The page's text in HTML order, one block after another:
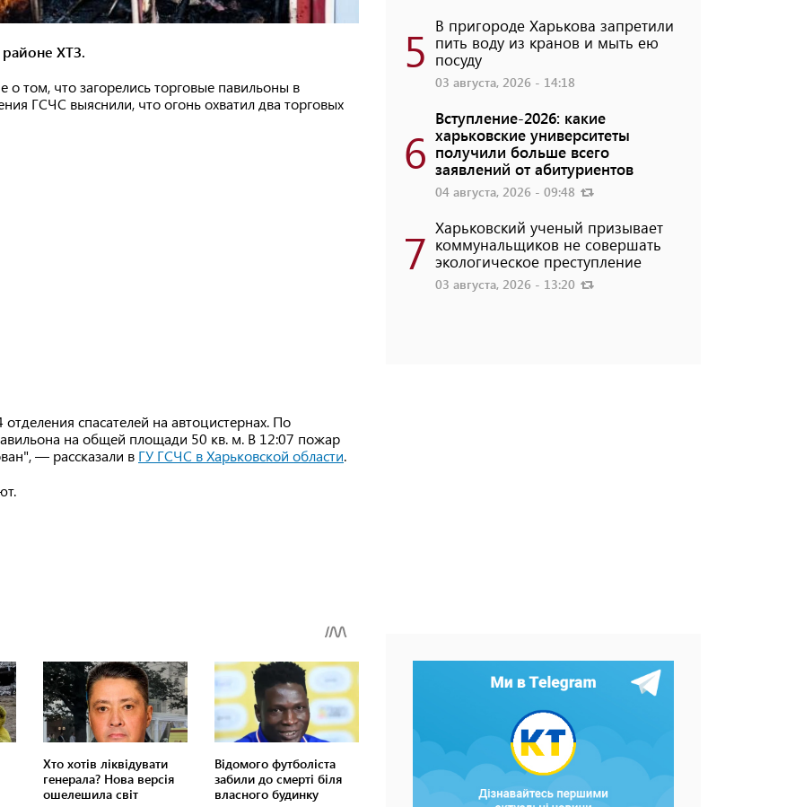
ХТЗ.
том, что загорелись торговые павильоны в
ГСЧС выяснили, что огонь охватил два торговых
спасателей на автоцистернах. По
на общей площади 50 кв. м. В 12:07 пожар
— рассказали в ГУ ГСЧС в Харьковской области.
5 В пригороде Харькова запретили
пить воду из кранов и мыть ею
посуду
03 августа, 2026 - 14:18
6
Вступление-2026: какие
харьковские университеты
получили больше всего
заявлений от абитуриентов
04 августа, 2026 - 09:48
7 Харьковский ученый призывает
коммунальщиков не совершать
экологическое преступление
03 августа, 2026 - 13:20